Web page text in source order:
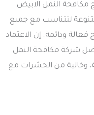
مكافحة النمل الابيض
لتتناسب مع جميع
ودائمة. إن الاعتماد
شركة مكافحة النمل
وخالية من الحشرات مع